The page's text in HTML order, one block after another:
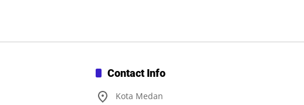
Contact Info
Kota Medan